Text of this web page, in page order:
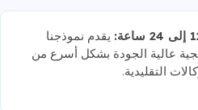
يقدم نموذجنا
عالية الجودة بشكل أسرع من
التقليدية.